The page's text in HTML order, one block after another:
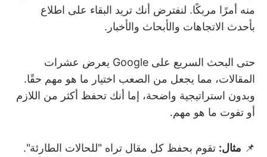
منه أمرًا مربكًا. لنفترض أنك تريد البقاء على اطلاع
بأحدث الاتجاهات والأبحاث والأخبار.
حتى البحث السريع على Google يعرض عشرات
المقالات، مما يجعل من الصعب اختيار ما هو مهم حقًا.
وبدون استراتيجية واضحة، إما أنك تحفظ أكثر من اللازم
أو تفوت ما هو مهم.
📌 مثال: تقوم بحفظ كل مقال تراه "للحالات الطارئة".